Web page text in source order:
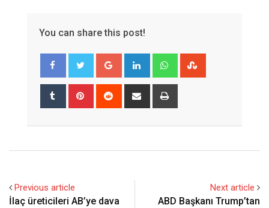
You can share this post!
Google+ LinkedIn Whatsapp
Tumblr Pinterest Reddit
Share
Previous article
İlaç üreticileri AB’ye dava
Next article
ABD Başkanı Trump’tan